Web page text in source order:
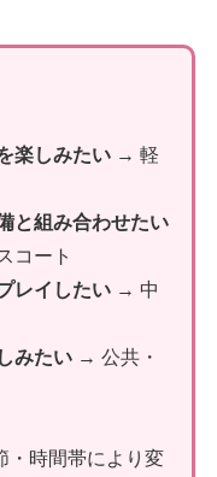
楽しみたい→ 軽
と組み合わせたい
コート
レイしたい→ 中
みたい→ 公共・
・時間帯により変